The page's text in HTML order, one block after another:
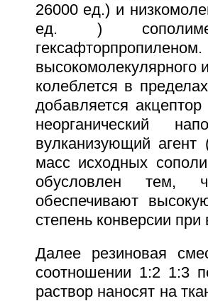
26000 ед.) и
ед. )
высокомолекулярного
колеблется в
добавляется
неорганический
вулканизующий
масс исходных
обусловлен тем,
обеспечивают
степень конверсии при
Далее резиновая
соотношении 1:2 1:3
раствор наносят на